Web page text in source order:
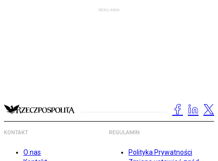
KONTAKT
O nas
REGULAMIN
Polityka Prywatności